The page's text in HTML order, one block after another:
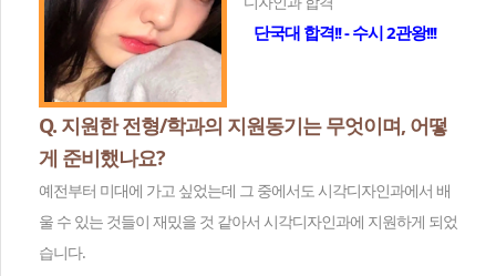
단국대 합격!! - 수시 2관왕!!!
Q. 지원한 전형/학과의 지원동기는 무엇이며, 어떻
게 준비했나요?
예전부터 미대에 가고 싶었는데 그 중에서도 시각디자인과에서 배
울 수 있는 것들이 재밌을 것 같아서 시각디자인과에 지원하게 되었
습니다.